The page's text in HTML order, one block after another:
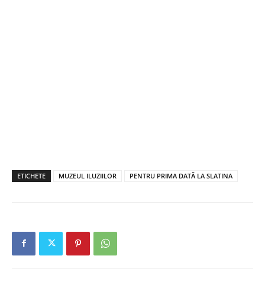
ETICHETE MUZEUL ILUZIILOR PENTRU PRIMA DATĂ LA SLATINA